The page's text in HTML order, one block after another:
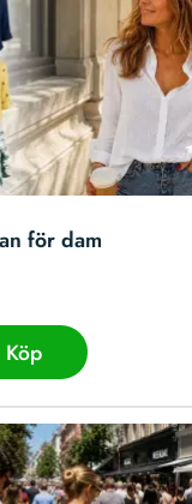
för dam
Köp